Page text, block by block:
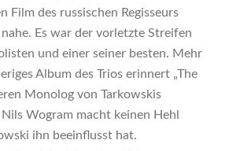
Film des russischen Regisseurs
Es war der vorletzte Streifen
und einer seiner besten. Mehr
Album des Trios erinnert „The
Monolog von Tarkowskis
Wogram macht keinen Hehl
ihn beeinflusst hat.